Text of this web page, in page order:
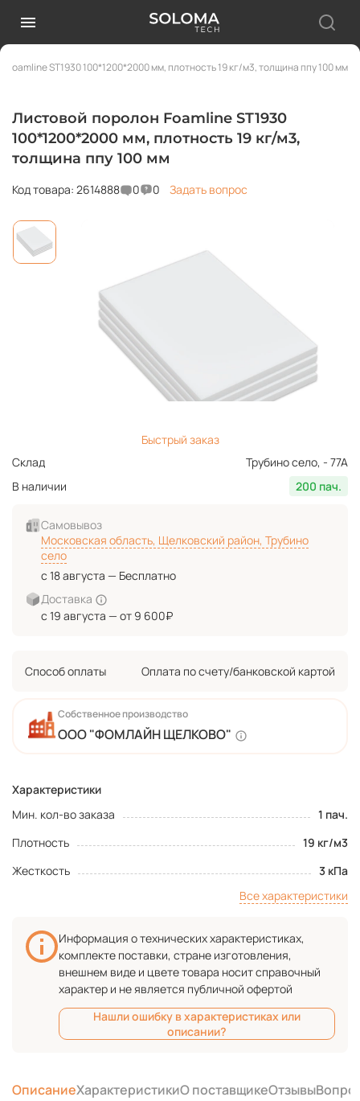
Foamline ST1930 100*1200*2000 мм, плотность 19 кг/м3, толщина ппу 100 мм
Листовой поролон Foamline ST1930
100*1200*2000 мм, плотность 19 кг/м3,
толщина ппу 100 мм
Код товара: 2614888 0 0 Задать вопрос
Характеристики
Мин. кол-во заказа
1 пач.
Плотность
19 кг/м3
Жесткость
3 кПа
Все характеристики
Собственное производство
ООО "ФОМЛАЙН ЩЕЛКОВО"
Быстрый заказ
Склад
Трубино село, - 77А
В наличии
200 пач.
Самовывоз
Московская область, Щелковский район, Трубино
село
с 18 августа — Бесплатно
Доставка
с 19 августа — от 9 600₽
Способ оплаты Оплата по счету/банковской картой
Информация о технических характеристиках,
комплекте поставки, стране изготовления,
внешнем виде и цвете товара носит справочный
характер и не является публичной офертой
Нашли ошибку в характеристиках или
описании?
ОписаниеХарактеристикиО поставщикеОтзывы